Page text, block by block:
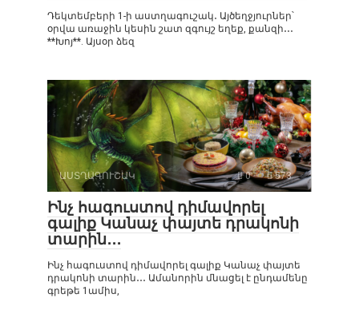
Դեկտեմբերի 1-ի աստղագուշակ․ Այծեղջյուրներ՝
օրվա առաջին կեսին շատ զգույշ եղեք, քանզի․․․
**Խոյ**. Այսօր ձեզ
ԱՍՏՂԱԳՈՒՇԱԿ 0 573
Ինչ հագուստով դիմավորել
գալիք Կանաչ փայտե դրակոնի
տարին․․․
Ինչ հագուստով դիմավորել գալիք Կանաչ փայտե
դրակոնի տարին․․․ Ամանորին մնացել է ընդամենը
գրեթե 1ամիս,